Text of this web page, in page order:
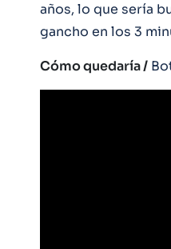
años, lo que sería
gancho en los 3
Cómo quedaría /